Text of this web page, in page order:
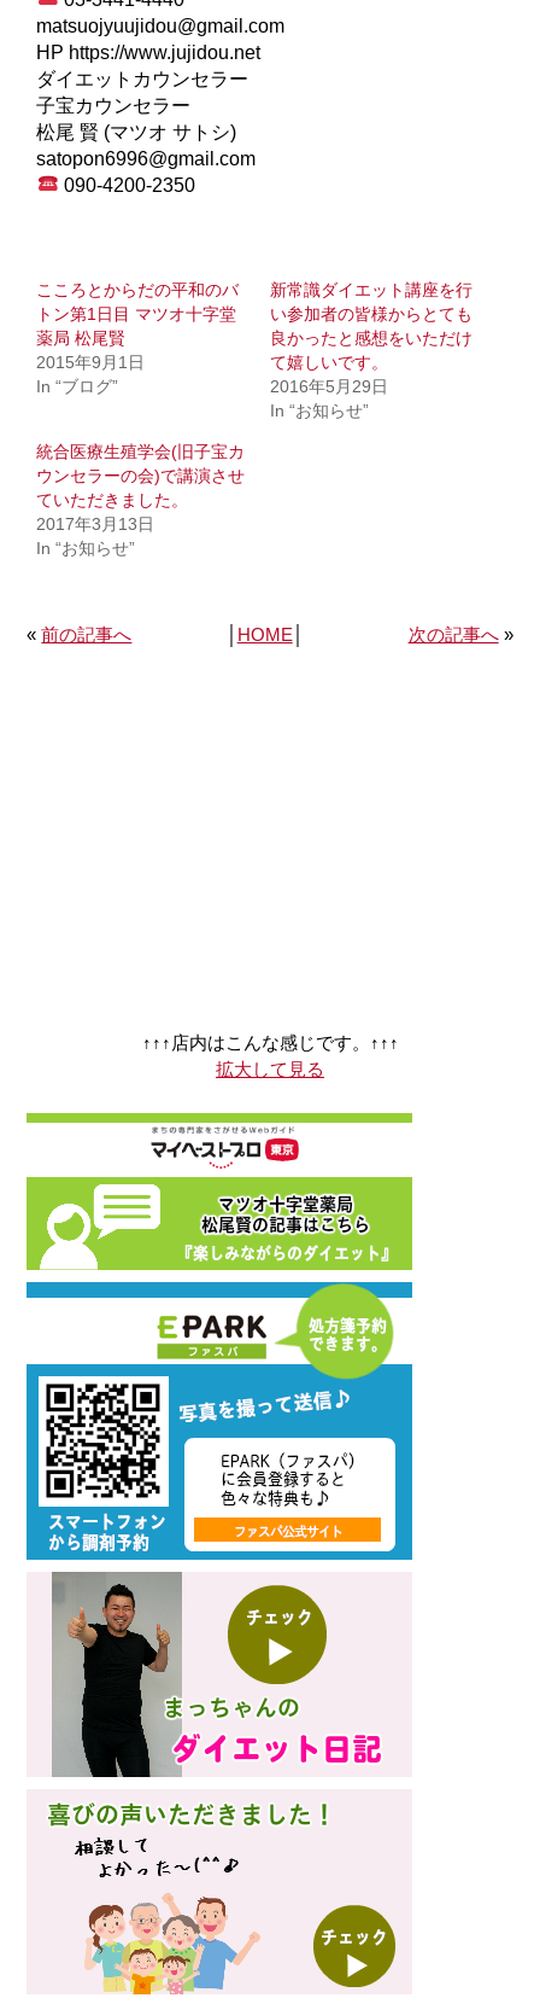
matsuojyuujidou@gmail.com
HP https://www.jujidou.net
ダイエットカウンセラー
子宝カウンセラー
松尾 賢 (マツオ サトシ)
satopon6996@gmail.com
090-4200-2350
こころとからだの平和のバ
トン第1日目 マツオ十字堂
薬局 松尾賢
2015年9月1日
In “ブログ”
新常識ダイエット講座を行
い参加者の皆様からとても
良かったと感想をいただけ
て嬉しいです。
2016年5月29日
In “お知らせ”
統合医療生殖学会(旧子宝カ
ウンセラーの会)で講演させ
ていただきました。
2017年3月13日
In “お知らせ”
«前の記事へ HOME 次の記事へ»
↑↑↑店内はこんな感じです。↑↑↑
拡大して見る